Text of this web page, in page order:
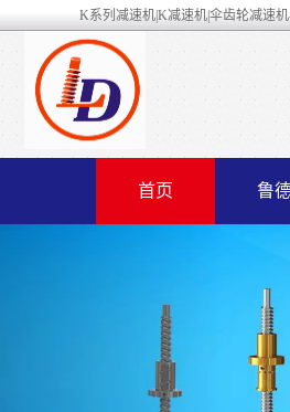
K系列减速机|K减速机|伞齿轮减速
首页 鲁